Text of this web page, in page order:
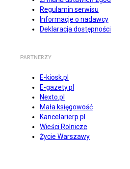
Regulamin serwisu
Informacje o nadawcy
Deklaracja dostępności
PARTNERZY
E-kiosk.pl
E-gazety.pl
Nexto.pl
Mała księgowość
Kancelarierp.pl
Wieści Rolnicze
Życie Warszawy